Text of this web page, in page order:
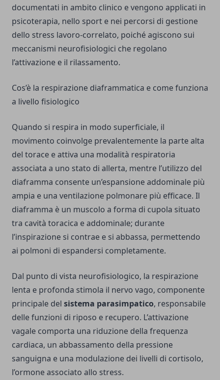
documentati in ambito clinico e vengono applicati in
psicoterapia, nello sport e nei percorsi di gestione
dello stress lavoro-correlato, poiché agiscono sui
meccanismi neurofisiologici che regolano
l’attivazione e il rilassamento.
Cos’è la respirazione diaframmatica e come funziona
a livello fisiologico
Quando si respira in modo superficiale, il
movimento coinvolge prevalentemente la parte alta
del torace e attiva una modalità respiratoria
associata a uno stato di allerta, mentre l’utilizzo del
diaframma consente un’espansione addominale più
ampia e una ventilazione polmonare più efficace. Il
diaframma è un muscolo a forma di cupola situato
tra cavità toracica e addominale; durante
l’inspirazione si contrae e si abbassa, permettendo
ai polmoni di espandersi completamente.
Dal punto di vista neurofisiologico, la respirazione
lenta e profonda stimola il nervo vago, componente
principale del sistema parasimpatico, responsabile
delle funzioni di riposo e recupero. L’attivazione
vagale comporta una riduzione della frequenza
cardiaca, un abbassamento della pressione
sanguigna e una modulazione dei livelli di cortisolo,
l’ormone associato allo stress.